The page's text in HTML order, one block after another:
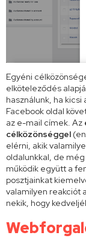
Egyéni
elköteleződés
használunk, ha
Facebook oldal
az e-mail címek. Az
célközönséggel
elérni, akik
oldalunkkal, de
működik együtt a
posztjainkat
valamilyen reakciót
nekik, hogy